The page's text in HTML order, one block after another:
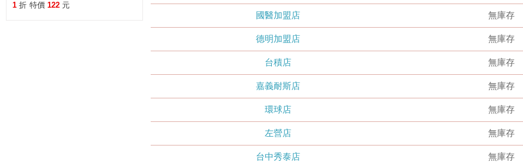
國醫加盟店 無庫存
德明加盟店 無庫存
台積店 無庫存
嘉義耐斯店 無庫存
環球店 無庫存
左營店 無庫存
台中秀泰店 無庫存
1 折 特價 122 元